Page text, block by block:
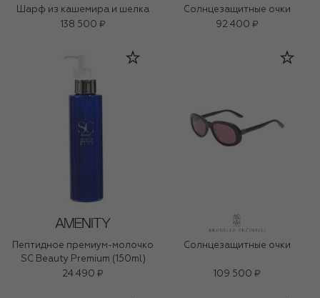
Шарф из кашемира и шелка
138 500 ₽
Солнцезащитные очки
92 400 ₽
Пептидное премиум-молочко
SC Beauty Premium (150ml)
24 490 ₽
Солнцезащитные очки
109 500 ₽